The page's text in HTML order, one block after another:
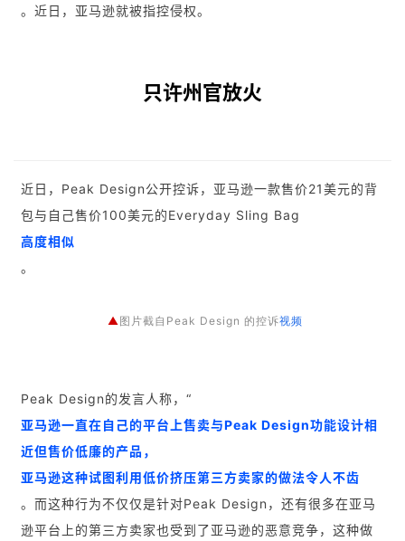
。近日，亚马逊就被指控侵权。
只许州官放火
近日，Peak Design公开控诉，亚马逊一款售价21美元的背
包与自己售价100美元的Everyday Sling Bag
高度相似
。
▲图片截自Peak Design 的控诉视频
Peak Design的发言人称，“
亚马逊一直在自己的平台上售卖与Peak Design功能设计相
近但售价低廉的产品，
亚马逊这种试图利用低价挤压第三方卖家的做法令人不齿
。而这种行为不仅仅是针对Peak Design，还有很多在亚马
逊平台上的第三方卖家也受到了亚马逊的恶意竞争，这种做